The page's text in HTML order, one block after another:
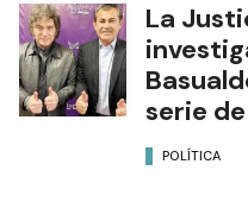
La
serie
POLÍTICA